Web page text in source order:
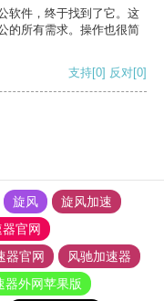
软件，终于找到了它。这
的所有需求。操作也很简
支持[0] 反对[0]
旋风
旋风加速
官网
器官网
风驰加速器
器外网苹果版